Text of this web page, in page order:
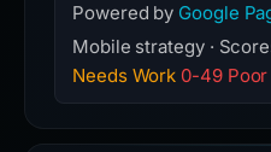
Powered by Google
Mobile strategy ·
Needs Work 0-49 Poor